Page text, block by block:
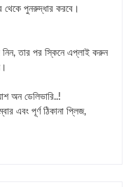
থেকে পুনরুদ্ধার করবে।
তার পর স্কিনে এপ্লাই করুন
অন ডেলিভারি..!
এবং পূর্ণ ঠিকানা প্লিজ,